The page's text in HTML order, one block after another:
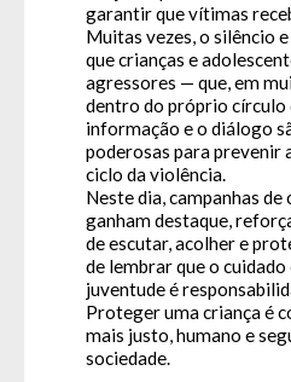
garantir que vítimas
Muitas vezes, o silêncio
que crianças e
agressores — que, em
dentro do próprio círculo
informação e o diálogo
poderosas para prevenir
ciclo da violência.
Neste dia, campanhas
ganham destaque,
de escutar, acolher e
de lembrar que o
juventude é
Proteger uma criança é
mais justo, humano e
sociedade.